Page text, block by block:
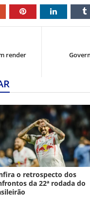
render
o retrospecto dos
da 22ª rodada do